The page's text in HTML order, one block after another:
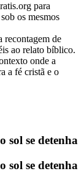
para
os mesmos
recontagem de
ao relato bíblico.
onde a
a fé cristã e o
sol se detenha
sol se detenha